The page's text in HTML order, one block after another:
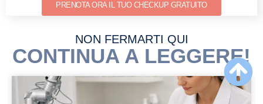
PRENOTA ORA IL TUO CHECKUP GRATUITO
NON FERMARTI QUI
CONTINUA A LEGGERE!